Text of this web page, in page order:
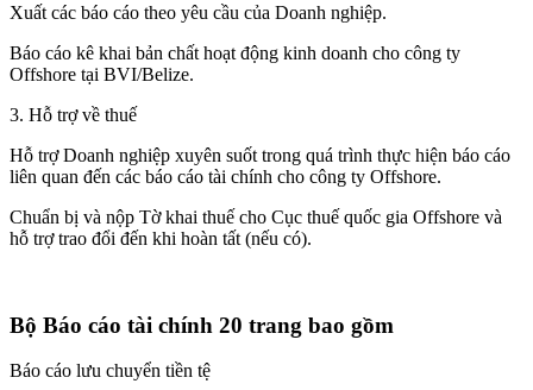
Xuất các báo cáo theo yêu cầu của Doanh nghiệp.
Báo cáo kê khai bản chất hoạt động kinh doanh cho công ty
Offshore tại BVI/Belize.
3. Hỗ trợ về thuế
Hỗ trợ Doanh nghiệp xuyên suốt trong quá trình thực hiện báo cáo
liên quan đến các báo cáo tài chính cho công ty Offshore.
Chuẩn bị và nộp Tờ khai thuế cho Cục thuế quốc gia Offshore và
hỗ trợ trao đổi đến khi hoàn tất (nếu có).
Bộ Báo cáo tài chính 20 trang bao gồm
Báo cáo lưu chuyển tiền tệ